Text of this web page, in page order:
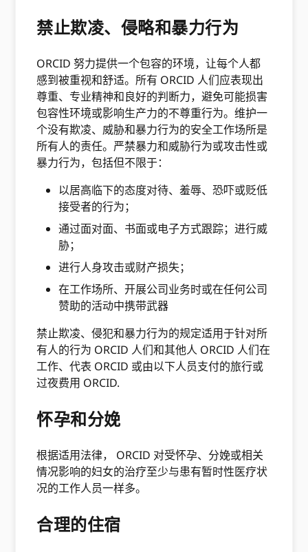
禁止欺凌、侵略和暴力行为
ORCID 努力提供一个包容的环境，让每个人都
感到被重视和舒适。所有 ORCID 人们应表现出
尊重、专业精神和良好的判断力，避免可能损害
包容性环境或影响生产力的不尊重行为。维护一
个没有欺凌、威胁和暴力行为的安全工作场所是
所有人的责任。严禁暴力和威胁行为或攻击性或
暴力行为，包括但不限于：
以居高临下的态度对待、羞辱、恐吓或贬低
接受者的行为；
通过面对面、书面或电子方式跟踪；进行威
胁；
进行人身攻击或财产损失；
在工作场所、开展公司业务时或在任何公司
赞助的活动中携带武器
禁止欺凌、侵犯和暴力行为的规定适用于针对所
有人的行为 ORCID 人们和其他人 ORCID 人们在
工作、代表 ORCID 或由以下人员支付的旅行或
过夜费用 ORCID.
怀孕和分娩
根据适用法律， ORCID 对受怀孕、分娩或相关
情况影响的妇女的治疗至少与患有暂时性医疗状
况的工作人员一样多。
合理的住宿